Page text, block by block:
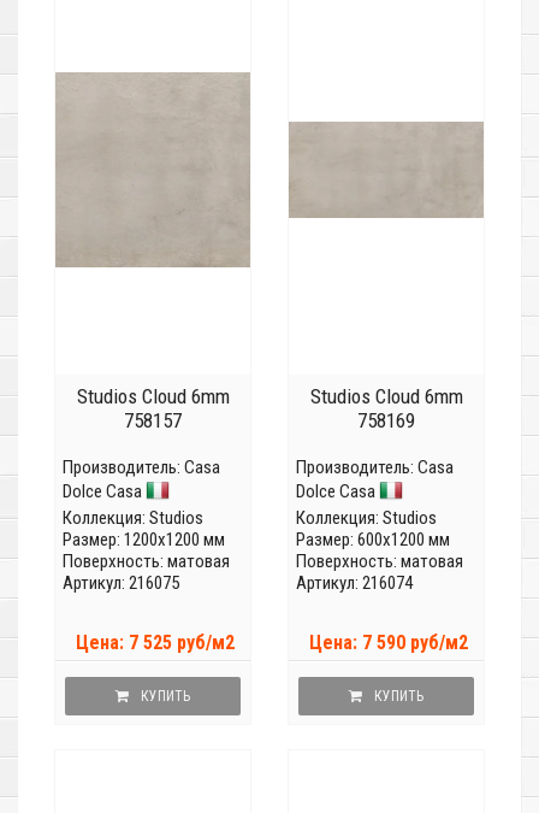
Studios Cloud 6mm
758157
Производитель: Casa
Dolce Casa
Коллекция: Studios
Размер: 1200x1200 мм
Поверхность: матовая
Артикул: 216075
Цена: 7 525 руб/м2
КУПИТЬ
Studios Cloud 6mm
758169
Производитель: Casa
Dolce Casa
Коллекция: Studios
Размер: 600x1200 мм
Поверхность: матовая
Артикул: 216074
Цена: 7 590 руб/м2
КУПИТЬ